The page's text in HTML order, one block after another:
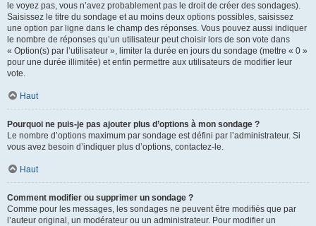
le voyez pas, vous n’avez probablement pas le droit de créer des sondages).
Saisissez le titre du sondage et au moins deux options possibles, saisissez
une option par ligne dans le champ des réponses. Vous pouvez aussi indiquer
le nombre de réponses qu’un utilisateur peut choisir lors de son vote dans
« Option(s) par l’utilisateur », limiter la durée en jours du sondage (mettre « 0 »
pour une durée illimitée) et enfin permettre aux utilisateurs de modifier leur
vote.
Haut
Pourquoi ne puis-je pas ajouter plus d’options à mon sondage ?
Le nombre d’options maximum par sondage est défini par l’administrateur. Si
vous avez besoin d’indiquer plus d’options, contactez-le.
Haut
Comment modifier ou supprimer un sondage ?
Comme pour les messages, les sondages ne peuvent être modifiés que par
l’auteur original, un modérateur ou un administrateur. Pour modifier un